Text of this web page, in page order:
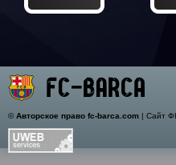
©Авторское право fc-barca.com| Сайт